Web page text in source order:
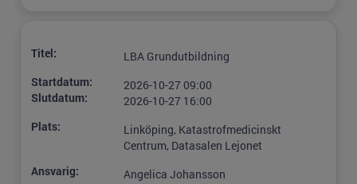
Titel:
LBA Grundutbildning
Startdatum:
Slutdatum:
2026-10-27 09:00
2026-10-27 16:00
Plats:
Linköping, Katastrofmedicinskt
Centrum, Datasalen Lejonet
Ansvarig:
Angelica Johansson